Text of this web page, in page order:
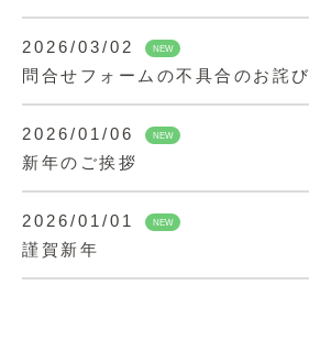
2026/03/02 NEW
問合せフォームの不具合のお詫び
2026/01/06 NEW
新年のご挨拶
2026/01/01 NEW
謹賀新年